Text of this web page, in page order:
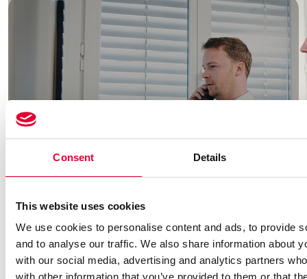
Consent Details
This website uses cookies
We use cookies to personalise content and ads, to provide
and to analyse our traffic. We also share information about
with our social media, advertising and analytics partners
with other information that you’ve provided to them or that
WEKA Kompetenz